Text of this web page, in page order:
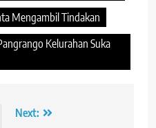
Mengambil Tindakan
Kelurahan Suka
Next: